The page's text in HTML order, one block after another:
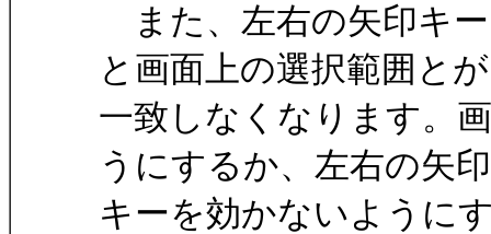
また、左右の矢印キ
と画面上の選択範囲とが
一致しなくなります。
うにするか、左右の矢印
キーを効かないように